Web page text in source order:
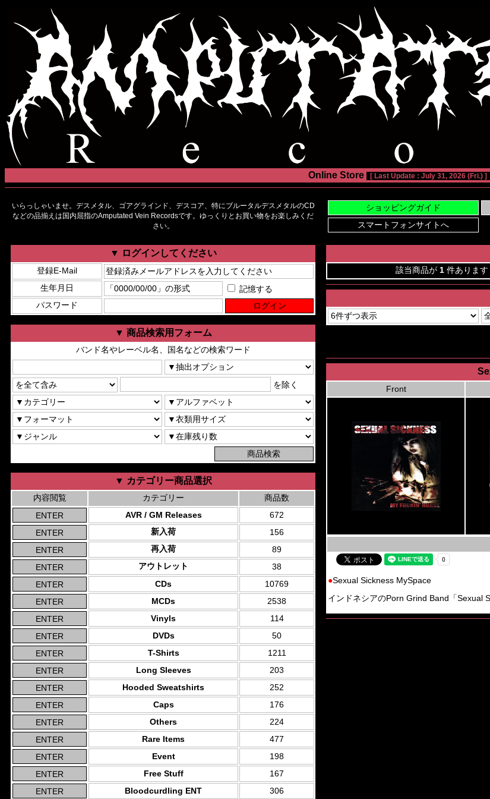
Online Store [ Last Update : July 31, 2026 (Fri.) ]
いらっしゃいませ。デスメタル、ゴアグラインド、デスコア、特にブルータルデスメタルのCD
などの品揃えは国内屈指のAmputated Vein Recordsです。ゆっくりとお買い物をお楽しみくだ
さい。
▼ ログインしてください
登録E-Mail
生年月日
記憶する
パスワード
▼ 商品検索用フォーム
バンド名やレーベル名、国名などの検索ワード
を除く
▼ カテゴリー商品選択
内容閲覧 カテゴリー
商品数
AVR / GM Releases
672
新入荷
156
再入荷
89
アウトレット
38
CDs
10769
MCDs
2538
Vinyls
114
DVDs
50
T-Shirts
1211
Long Sleeves
203
Hooded Sweatshirts
252
Caps
176
Others
224
Rare Items
477
Event
198
Free Stuff
167
Bloodcurdling ENT
306
該当商品が 1 件あります
Front
●Sexual Sickness MySpace
インドネシアのPorn Grind Band「Sexual